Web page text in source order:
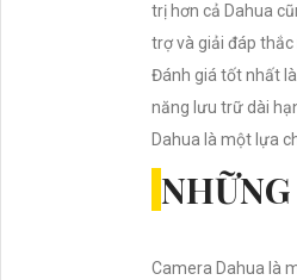
trị hơn cả Dahua
trợ và giải đáp thắc
Đánh giá tốt nhất
năng lưu trữ dài
Dahua là một lựa
Camera Dahua là